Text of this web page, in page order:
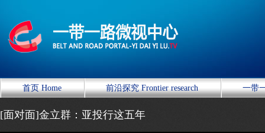
首页 Home 前沿探究 Frontier research 一带
[面对面]金立群：亚投行这五年